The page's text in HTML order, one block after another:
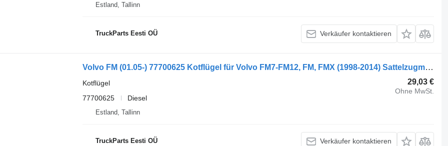
Estland, Tallinn
TruckParts Eesti OÜ Verkäufer kontaktieren
Volvo FM (01.05-) 77700625 Kotflügel für Volvo FM7-FM12, FM, FMX (1998-2014) Sattelzugmaschine
29,03 €
Ohne MwSt.
Kotflügel
77700625
Diesel
Estland, Tallinn
TruckParts Eesti OÜ Verkäufer kontaktieren